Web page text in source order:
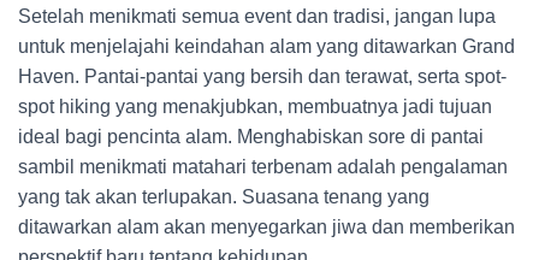
Setelah menikmati semua event dan tradisi, jangan lupa
untuk menjelajahi keindahan alam yang ditawarkan Grand
Haven. Pantai-pantai yang bersih dan terawat, serta spot-
spot hiking yang menakjubkan, membuatnya jadi tujuan
ideal bagi pencinta alam. Menghabiskan sore di pantai
sambil menikmati matahari terbenam adalah pengalaman
yang tak akan terlupakan. Suasana tenang yang
ditawarkan alam akan menyegarkan jiwa dan memberikan